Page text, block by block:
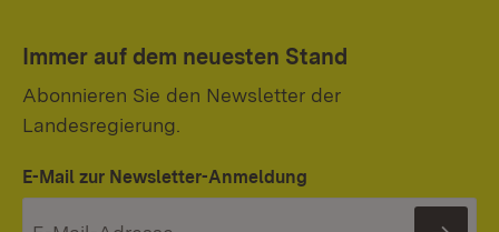
Immer auf dem neuesten Stand
Abonnieren Sie den Newsletter der
Landesregierung.
E-Mail zur Newsletter-Anmeldung